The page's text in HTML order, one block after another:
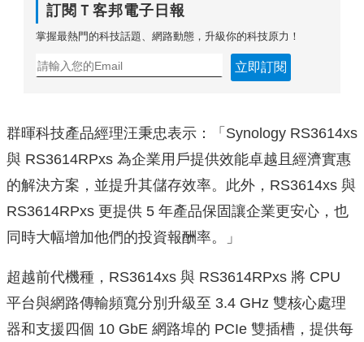
訂閱Ｔ客邦電子日報
掌握最熱門的科技話題、網路動態，升級你的科技原力！
立即訂閱
群暉科技產品經理汪秉忠表示：「Synology RS3614xs
與 RS3614RPxs 為企業用戶提供效能卓越且經濟實惠
的解決方案，並提升其儲存效率。此外，RS3614xs 與
RS3614RPxs 更提供 5 年產品保固讓企業更安心，也
同時大幅增加他們的投資報酬率。」
超越前代機種，RS3614xs 與 RS3614RPxs 將 CPU
平台與網路傳輸頻寬分別升級至 3.4 GHz 雙核心處理
器和支援四個 10 GbE 網路埠的 PCIe 雙插槽，提供每